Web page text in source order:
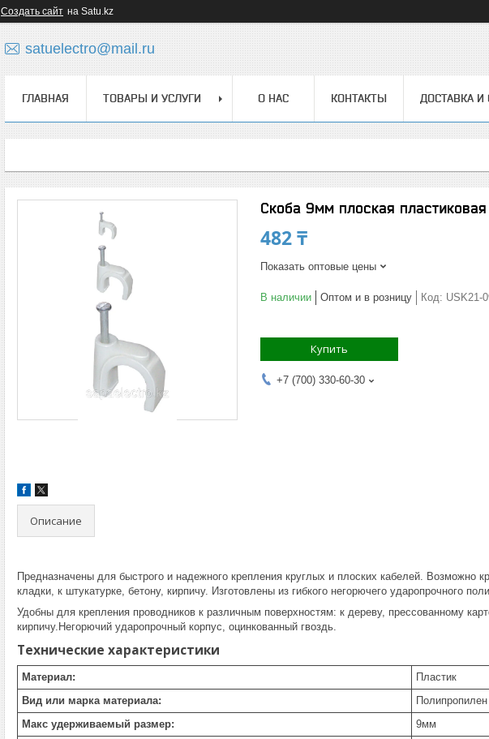
Создать сайт на Satu.kz
satuelectro@mail.ru
ГЛАВНАЯ ТОВАРЫ И УСЛУГИ О НАС КОНТАКТЫ ДОСТАВКА И
Скоба 9мм плоская
482 ₸
Показать оптовые цены
В наличии Оптом и в розницу Код: USK21-
Купить
+7 (700) 330-60-30
Описание
Предназначены для быстрого и надежного крепления круглых и плоских кабелей. Возможно
кладки, к штукатурке, бетону, кирпичу. Изготовлены из гибкого негорючего ударопрочного
Удобны для крепления проводников к различным поверхностям: к дереву, прессованному
кирпичу.Негорючий ударопрочный корпус, оцинкованный гвоздь.
Технические характеристики
Материал:
Пластик
Вид или марка материала:
Полипропилен
Макс удерживаемый размер:
9мм